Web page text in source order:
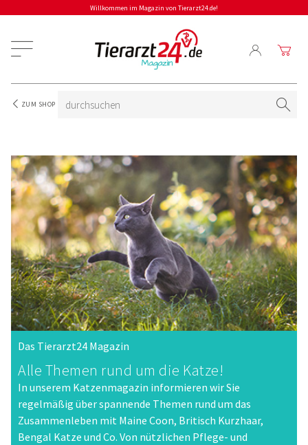
Willkommen im Magazin von Tierarzt24.de!
ZUM SHOP
Das Tierarzt24 Magazin
Alle Themen rund um die Katze!
In unserem Katzenmagazin informieren wir Sie
regelmäßig über spannende Themen rund um das
Zusammenleben mit Maine Coon, Britisch Kurzhaar,
Bengal Katze und Co. Von nützlichen Pflege- und